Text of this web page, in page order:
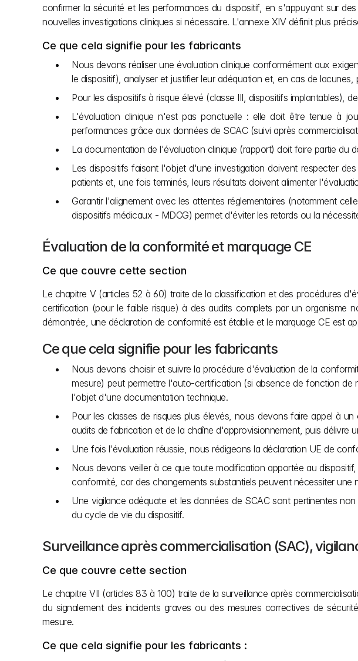
confirmer la sécurité et les performances du dispositif, en s'appuyant sur
nouvelles investigations cliniques si nécessaire. L'annexe XIV définit plus
Ce que cela signifie pour les fabricants
Nous devons réaliser une évaluation clinique conformément aux
le dispositif), analyser et justifier leur adéquation et, en cas de lacunes,
Pour les dispositifs à risque élevé (classe III, dispositifs implantables),
L'évaluation clinique n'est pas ponctuelle : elle doit être tenue à
performances grâce aux données de SCAC (suivi après
La documentation de l'évaluation clinique (rapport) doit faire partie du
Les dispositifs faisant l'objet d'une investigation doivent respecter
patients et, une fois terminés, leurs résultats doivent alimenter
Garantir l'alignement avec les attentes réglementaires (notamment
dispositifs médicaux - MDCG) permet d'éviter les retards ou la
Évaluation de la conformité et marquage CE
Ce que couvre cette section
Le chapitre V (articles 52 à 60) traite de la classification et des procédures
certification (pour le faible risque) à des audits complets par un
démontrée, une déclaration de conformité est établie et le marquage CE est
Ce que cela signifie pour les fabricants
Nous devons choisir et suivre la procédure d'évaluation de la
mesure) peut permettre l'auto-certification (si absence de fonction de
l'objet d'une documentation technique.
Pour les classes de risques plus élevés, nous devons faire appel à
audits de fabrication et de la chaîne d'approvisionnement, puis délivre
Une fois l'évaluation réussie, nous rédigeons la déclaration UE de
Nous devons veiller à ce que toute modification apportée au
conformité, car des changements substantiels peuvent nécessiter une
Une vigilance adéquate et les données de SCAC sont pertinentes
du cycle de vie du dispositif.
Surveillance après commercialisation (SAC),
Ce que couvre cette section
Le chapitre VII (articles 83 à 100) traite de la surveillance après
du signalement des incidents graves ou des mesures correctives de
mesure.
Ce que cela signifie pour les fabricants :